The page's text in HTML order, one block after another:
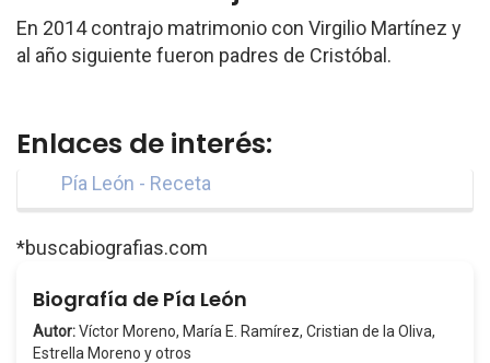
En 2014 contrajo matrimonio con Virgilio Martínez y
al año siguiente fueron padres de Cristóbal.
Enlaces de interés:
Pía León - Receta
*buscabiografias.com
Biografía de Pía León
Autor:Víctor Moreno, María E. Ramírez, Cristian de la Oliva,
Estrella Moreno y otros